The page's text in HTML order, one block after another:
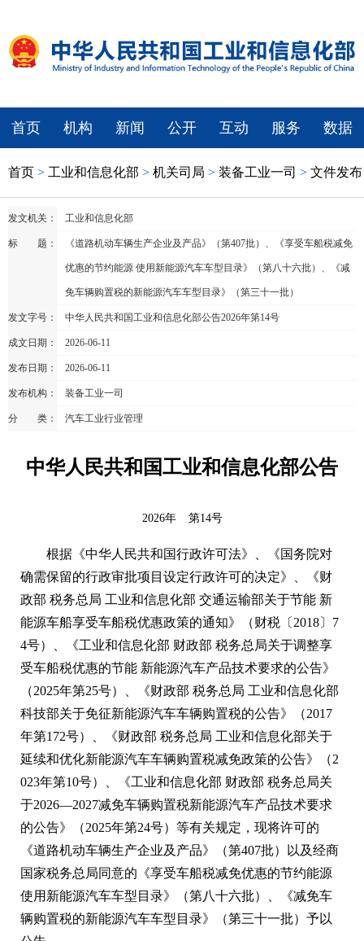
首页 机构 新闻 公开 互动 服务 数据
首页 > 工业和信息化部 > 机关司局 > 装备工业一司 > 文件发布
发文机关： 工业和信息化部
标 题： 《道路机动车辆生产企业及产品》（第407批）、《享受车船税减免
优惠的节约能源 使用新能源汽车车型目录》（第八十六批）、《减
免车辆购置税的新能源汽车车型目录》（第三十一批）
发文字号： 中华人民共和国工业和信息化部公告2026年第14号
成文日期： 2026-06-11
发布日期： 2026-06-11
发布机构： 装备工业一司
分 类： 汽车工业行业管理
中华人民共和国工业和信息化部公告
2026年 第14号
根据《中华人民共和国行政许可法》、《国务院对
确需保留的行政审批项目设定行政许可的决定》、《财
政部 税务总局 工业和信息化部 交通运输部关于节能 新
能源车船享受车船税优惠政策的通知》（财税〔2018〕7
4号）、《工业和信息化部 财政部 税务总局关于调整享
受车船税优惠的节能 新能源汽车产品技术要求的公告》
（2025年第25号）、《财政部 税务总局 工业和信息化部
科技部关于免征新能源汽车车辆购置税的公告》（2017
年第172号）、《财政部 税务总局 工业和信息化部关于
延续和优化新能源汽车车辆购置税减免政策的公告》（2
023年第10号）、《工业和信息化部 财政部 税务总局关
于2026—2027减免车辆购置税新能源汽车产品技术要求
的公告》（2025年第24号）等有关规定，现将许可的
《道路机动车辆生产企业及产品》（第407批）以及经商
国家税务总局同意的《享受车船税减免优惠的节约能源
使用新能源汽车车型目录》（第八十六批）、《减免车
辆购置税的新能源汽车车型目录》（第三十一批）予以